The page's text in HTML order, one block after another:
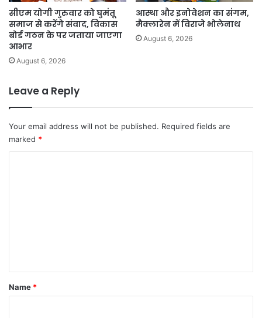
सीएम योगी गुरुवार को घुमंतू
समाज से करेंगे संवाद, विकास
बोर्ड गठन के पर जताया जाएगा
आभार
August 6, 2026
आस्था और इनोवेशन का संगम,
मैक्लारेन में विराजे भोलेनाथ
August 6, 2026
Leave a Reply
Your email address will not be published. Required fields are
marked *
*
Name *